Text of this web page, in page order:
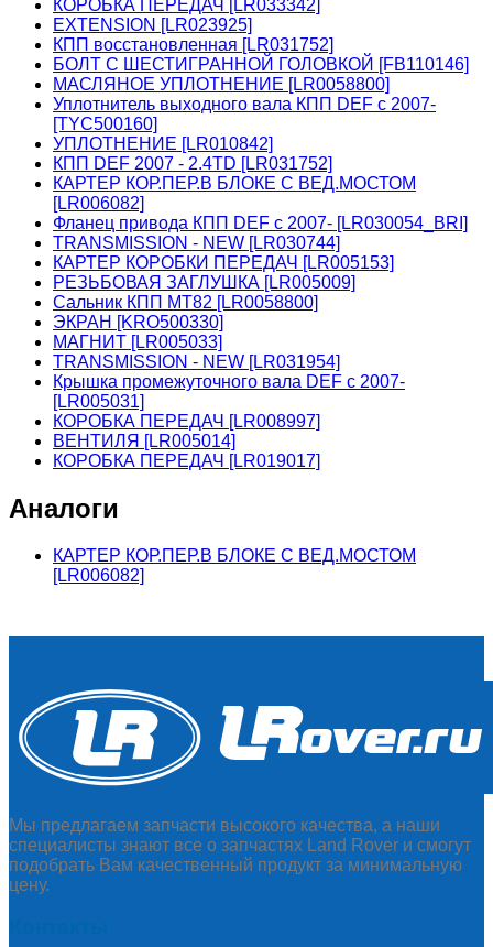
КОРОБКА ПЕРЕДАЧ [LR033342]
EXTENSION [LR023925]
КПП восстановленная [LR031752]
БОЛТ С ШЕСТИГРАННОЙ ГОЛОВКОЙ [FB110146]
МАСЛЯНОЕ УПЛОТНЕНИЕ [LR0058800]
Уплотнитель выходного вала КПП DEF c 2007-
[TYC500160]
УПЛОТНЕНИЕ [LR010842]
КПП DEF 2007 - 2.4TD [LR031752]
КАРТЕР КОР.ПЕР.В БЛОКЕ С ВЕД.МОСТОМ
[LR006082]
Фланец привода КПП DEF c 2007- [LR030054_BRI]
TRANSMISSION - NEW [LR030744]
КАРТЕР КОРОБКИ ПЕРЕДАЧ [LR005153]
РЕЗЬБОВАЯ ЗАГЛУШКА [LR005009]
Сальник КПП МТ82 [LR0058800]
ЭКРАН [KRO500330]
МАГНИТ [LR005033]
TRANSMISSION - NEW [LR031954]
Крышка промежуточного вала DEF c 2007-
[LR005031]
КОРОБКА ПЕРЕДАЧ [LR008997]
ВЕНТИЛЯ [LR005014]
КОРОБКА ПЕРЕДАЧ [LR019017]
Аналоги
КАРТЕР КОР.ПЕР.В БЛОКЕ С ВЕД.МОСТОМ
[LR006082]
Мы предлагаем запчасти высокого качества, а наши
специалисты знают все о запчастях Land Rover и смогут
подобрать Вам качественный продукт за минимальную
цену.